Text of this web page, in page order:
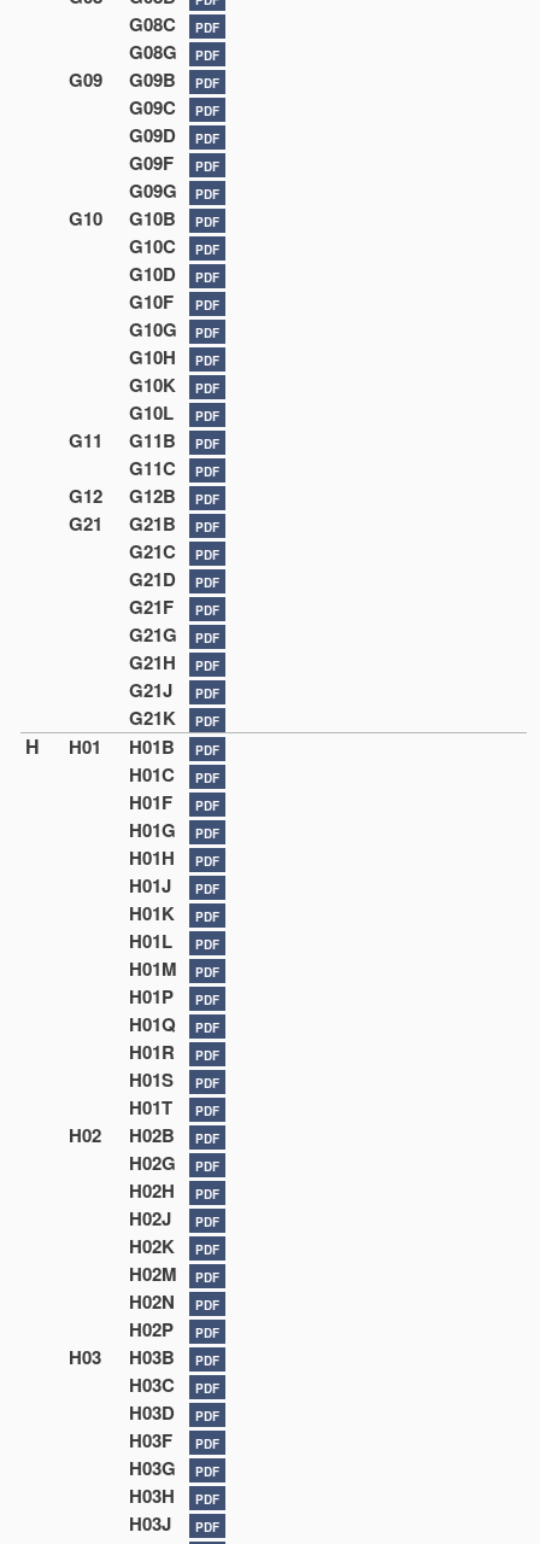
G08C PDF
G08G PDF
G09 G09B PDF
G09C PDF
G09D PDF
G09F PDF
G09G PDF
G10 G10B PDF
G10C PDF
G10D PDF
G10F PDF
G10G PDF
G10H PDF
G10K PDF
G10L PDF
G11 G11B PDF
G11C PDF
G12 G12B PDF
G21 G21B PDF
G21C PDF
G21D PDF
G21F PDF
G21G PDF
G21H PDF
G21J PDF
G21K PDF
H H01 H01B PDF
H01C PDF
H01F PDF
H01G PDF
H01H PDF
H01J PDF
H01K PDF
H01L PDF
H01M PDF
H01P PDF
H01Q PDF
H01R PDF
H01S PDF
H01T PDF
H02 H02B PDF
H02G PDF
H02H PDF
H02J PDF
H02K PDF
H02M PDF
H02N PDF
H02P PDF
H03 H03B PDF
H03C PDF
H03D PDF
H03F PDF
H03G PDF
H03H PDF
H03J PDF